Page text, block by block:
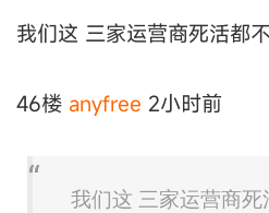
我们这 三家运营商死活都
46楼 anyfree 2小时前
我们这 三家运营商死